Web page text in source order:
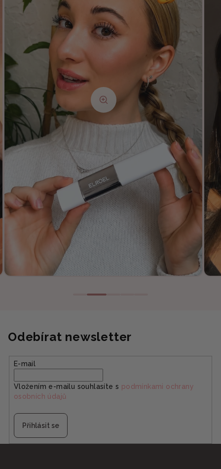
Odebírat newsletter
E-mail
Vložením e-mailu souhlasíte s podmínkami ochrany
osobních údajů
Přihlásit se